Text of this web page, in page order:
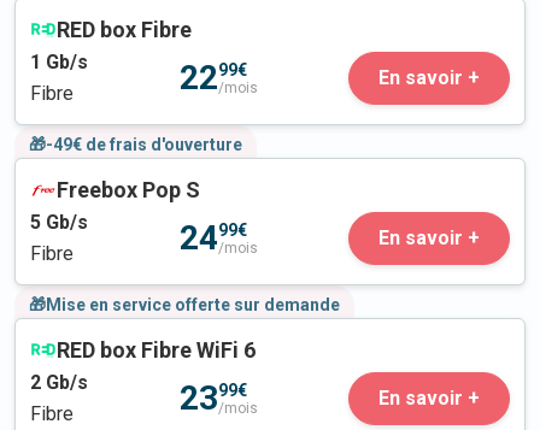
RED box Fibre
1 Gb/s
Fibre
2299€
/mois En savoir +
🎁-49€ de frais d'ouverture
Freebox Pop S
5 Gb/s
Fibre
2499€
/mois En savoir +
🎁Mise en service offerte sur demande
RED box Fibre WiFi 6
2 Gb/s
Fibre
2399€
/mois En savoir +